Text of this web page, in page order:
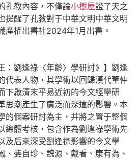
孔教內容，不僅論小樹屋證了天之
提醒了孔教對于中華文明中華文明
產權出書社2024年1月出書。
：劉逢祿〈年齡〉學研討》】劉逢
代表人物，其學術以回歸漢代董仲
下啟清末平易近初的今文經學研
思潮產生了廣泛而深遠的影響。本
的個案研討為主，并將之置于整個
總體考核，包含作為劉逢祿學術先
及后來深受劉逢祿影響的今文學
、龔自珍、魏源、戴看、康有為、